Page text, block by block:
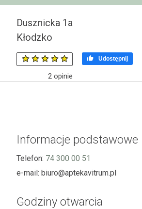
Dusznicka 1a
Kłodzko
2 opinie
 Udostępnij
Informacje podstawowe
Telefon: 74 300 00 51
e-mail: biuro@aptekavitrum.pl
Godziny otwarcia